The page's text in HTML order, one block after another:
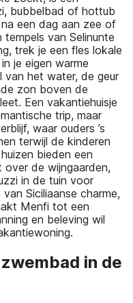
bubbelbad of hottub
een dag aan zee of
van Selinunte
trek je een fles lokale
je eigen warme
het water, de geur
zon boven de
Een vakantiehuisje
trip, maar
waar ouders ’s
terwijl de kinderen
bieden een
de wijngaarden,
in de tuin voor
Siciliaanse charme,
Menfi tot een
en beleving wil
in de